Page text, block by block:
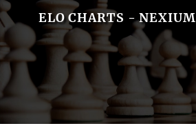
ELO CHARTS - NEXIUM